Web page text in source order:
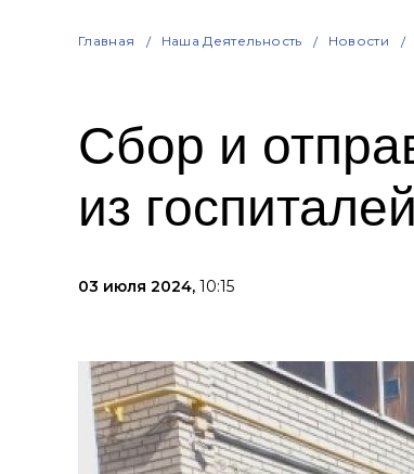
Главная Наша Деятельность Новости
Сбор и
из
03 июля 2024, 10:15